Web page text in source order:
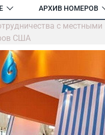
АРХИВ НОМЕРОВ
с
США